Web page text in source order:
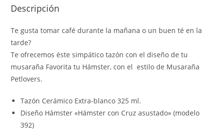
Descripción
Te gusta tomar café durante la mañana o un buen té en la
tarde?
Te ofrecemos éste simpático tazón con el diseño de tu
musaraña Favorita tu Hámster, con el estilo de Musaraña
Petlovers.
Tazón Cerámico Extra-blanco 325 ml.
Diseño Hámster «Hámster con Cruz asustado» (modelo
392)